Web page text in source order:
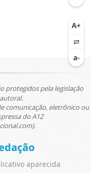
protegidos pela legislação
comunicação, eletrônico ou
do A12
aparecida